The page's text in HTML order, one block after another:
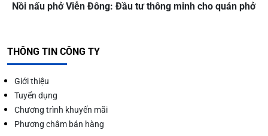
Nồi nấu phở Viễn Đông: Đầu tư thông minh cho quán phở
THÔNG TIN CÔNG TY
Giới thiệu
Tuyển dụng
Chương trình khuyến mãi
Phương châm bán hàng